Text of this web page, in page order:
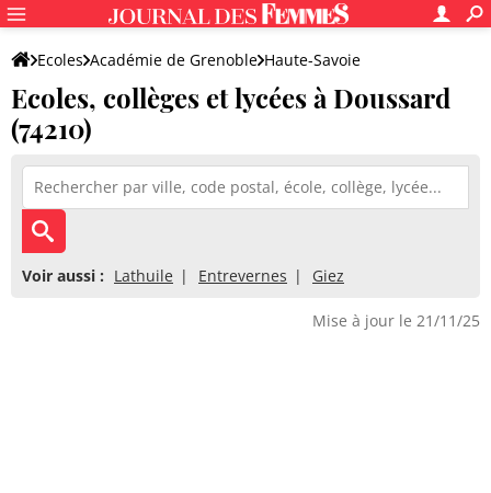
Ecoles Académie de Grenoble Haute-Savoie
Ecoles, collèges et lycées à Doussard
(74210)
Voir aussi : Lathuile Entrevernes Giez
Mise à jour le 21/11/25